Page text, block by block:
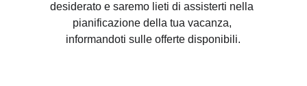
desiderato e saremo lieti di assisterti nella
pianificazione della tua vacanza,
informandoti sulle offerte disponibili.